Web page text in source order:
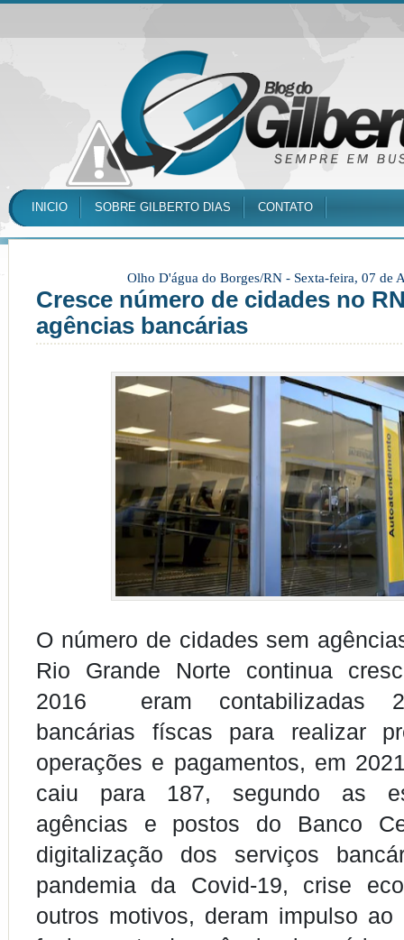
INICIO SOBRE GILBERTO DIAS CONTATO
Olho D'água do Borges/RN - Sexta-feira, 07 de
Cresce número de cidades no
agências bancárias
O número de cidades sem
Rio Grande Norte continua
2016 eram contabilizadas
bancárias físcas para realizar
operações e pagamentos, em
caiu para 187, segundo as
agências e postos do Banco
digitalização dos serviços
pandemia da Covid-19, crise
outros motivos, deram impulso ao